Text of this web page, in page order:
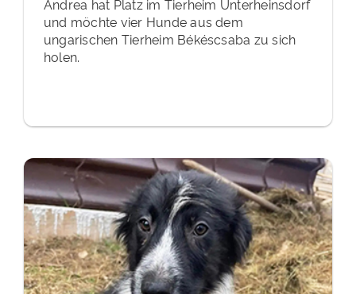
Andrea hat Platz im Tierheim Unterheinsdorf
und möchte vier Hunde aus dem
ungarischen Tierheim Békéscsaba zu sich
holen.